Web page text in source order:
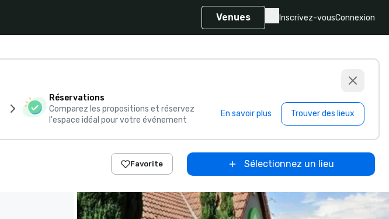
Venues Inscrivez-vousConnexion
Réservations
Comparez les propositions et réservez
l'espace idéal pour votre événement
En savoir plus Trouver des lieux
Favorite Sélectionnez un lieu